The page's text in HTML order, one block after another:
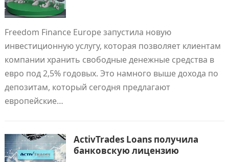
Freedom Finance Europe запустила новую
инвестиционную услугу, которая позволяет клиентам
компании хранить свободные денежные средства в
евро под 2,5% годовых. Это намного выше дохода по
депозитам, который сегодня предлагают
европейские…
ActivTrades Loans получила
банковскую лицензию